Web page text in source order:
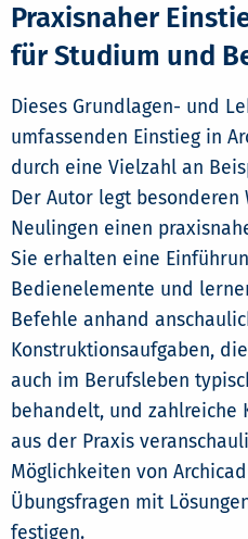
Praxisnaher
für Studium und
Dieses Grundlagen- und
umfassenden Einstieg in
durch eine Vielzahl an
Der Autor legt besonderen
Neulingen einen
Sie erhalten eine
Bedienelemente und
Befehle anhand
Konstruktionsaufgaben,
auch im Berufsleben
behandelt, und zahlreiche
aus der Praxis
Möglichkeiten von
Übungsfragen mit
festigen.